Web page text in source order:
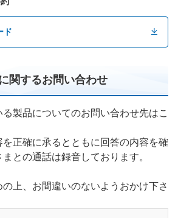
ド
関するお問い合わせ
製品についてのお問い合わせ先はこ
正確に承るとともに回答の内容を確
との通話は録音しております。
上、お間違いのないようおかけ下さ